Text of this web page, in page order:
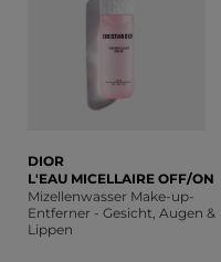
DIOR
L'EAU MICELLAIRE OFF/ON
Mizellenwasser Make-up-
Entferner - Gesicht, Augen &
Lippen